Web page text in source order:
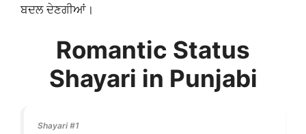
ਬਦਲ ਦੇਣਗੀਆਂ।
Romantic Status
Shayari in Punjabi
Shayari #1